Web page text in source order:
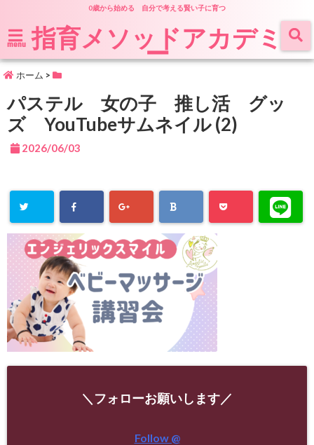
0歳から始める 自分で考える賢い子に育つ
menu 指育メソッドアカデミ
ー
ホーム >
パステル 女の子 推し活 グッ
ズ YouTubeサムネイル (2)
2026/06/03
＼フォローお願いします／
Follow @